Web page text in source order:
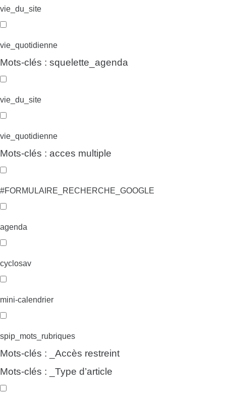
vie_du_site
vie_quotidienne
Mots-clés : squelette_agenda
vie_du_site
vie_quotidienne
Mots-clés : acces multiple
#FORMULAIRE_RECHERCHE_GOOGLE
agenda
cyclosav
mini-calendrier
spip_mots_rubriques
Mots-clés : _Accès restreint
Mots-clés : _Type d’article